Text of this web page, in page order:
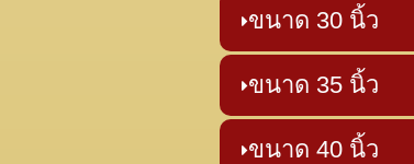
ขนาด 30 นิ้ว
ขนาด 35 นิ้ว
ขนาด 40 นิ้ว